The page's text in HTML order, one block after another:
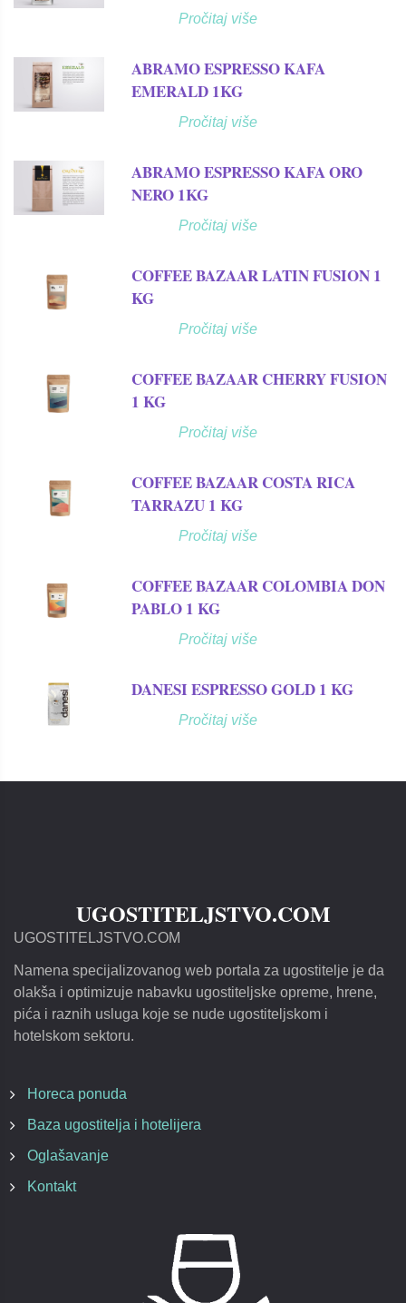
Pročitaj više
ABRAMO ESPRESSO KAFA
EMERALD 1KG
Pročitaj više
ABRAMO ESPRESSO KAFA ORO
NERO 1KG
Pročitaj više
COFFEE BAZAAR LATIN FUSION 1
KG
Pročitaj više
COFFEE BAZAAR CHERRY FUSION
1 KG
Pročitaj više
COFFEE BAZAAR COSTA RICA
TARRAZU 1 KG
Pročitaj više
COFFEE BAZAAR COLOMBIA DON
PABLO 1 KG
Pročitaj više
DANESI ESPRESSO GOLD 1 KG
Pročitaj više
UGOSTITELJSTVO.COM
UGOSTITELJSTVO.COM
Namena specijalizovanog web portala za ugostitelje je da
olakša i optimizuje nabavku ugostiteljske opreme, hrene,
pića i raznih usluga koje se nude ugostiteljskom i
hotelskom sektoru.
Horeca ponuda
Baza ugostitelja i hotelijera
Oglašavanje
Kontakt